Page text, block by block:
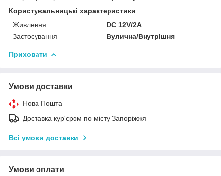
Користувальницькі характеристики
Живлення
DC 12V/2A
Застосування
Вулична/Внутрішня
Приховати
Умови доставки
Нова Пошта
Доставка кур'єром по місту Запоріжжя
Всі умови доставки
Умови оплати